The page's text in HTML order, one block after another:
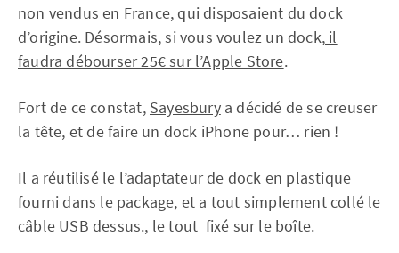
non vendus en France, qui disposaient du dock
d’origine. Désormais, si vous voulez un dock, il
faudra débourser 25€ sur l’Apple Store.
Fort de ce constat, Sayesburya décidé de se creuser
la tête, et de faire un dock iPhone pour… rien !
Il a réutilisé le l’adaptateur de dock en plastique
fourni dans le package, et a tout simplement collé le
câble USB dessus., le tout fixé sur le boîte.